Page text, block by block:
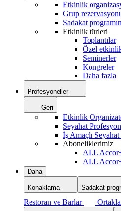
Etkinlik
Grup
Sadakat
Etkinlik türleri
Toplantılar
Özel
Seminerler
Kongreler
Daha fazla
Profesyoneller
Geri
Etkinlik
Seyahat
İş Amaçlı
Aboneliklerimiz
ALL
ALL
Daha
Konaklama Sadakat
Restoran ve Barlar